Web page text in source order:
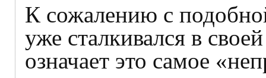
К сожалению с
уже сталкивался в
означает это самое